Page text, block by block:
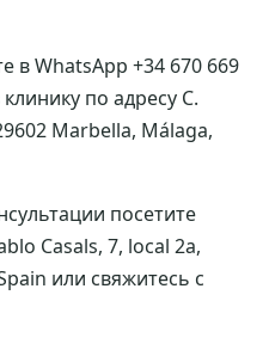
в WhatsApp +34 670 669
по адресу C.
Marbella, Málaga,
посетите
Casals, 7, local 2a,
или свяжитесь с